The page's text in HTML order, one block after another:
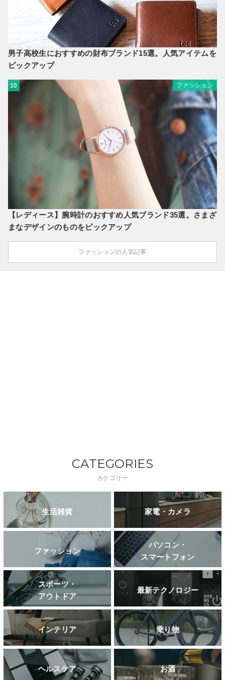
男子高校生におすすめの財布ブランド15選。人気アイテムを
ピックアップ
10 ファッション
【レディース】腕時計のおすすめ人気ブランド35選。さまざ
まなデザインのものをピックアップ
ファッションの人気記事
CATEGORIES
カテゴリー
生活雑貨 家電・カメラ
ファッション
パソコン・
スマートフォン
スポーツ・
アウトドア
最新テクノロジー
インテリア 乗り物
ヘルスケア お酒